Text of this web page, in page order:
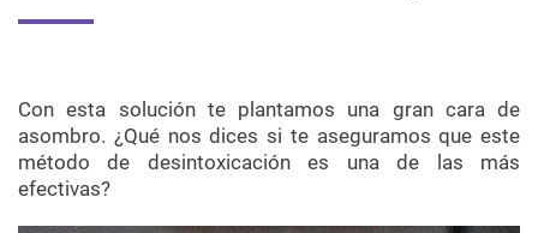
Con esta solución te plantamos una gran cara de
asombro. ¿Qué nos dices si te aseguramos que este
método de desintoxicación es una de las más
efectivas?